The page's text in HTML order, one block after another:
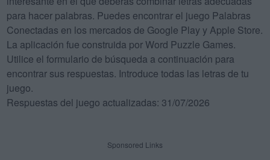
para hacer palabras. Puedes encontrar el juego Palabras
Conectadas en los mercados de Google Play y Apple Store.
La aplicación fue construida por Word Puzzle Games.
Utilice el formulario de búsqueda a continuación para
encontrar sus respuestas. Introduce todas las letras de tu
juego.
Respuestas del juego actualizadas: 31/07/2026
Sponsored Links